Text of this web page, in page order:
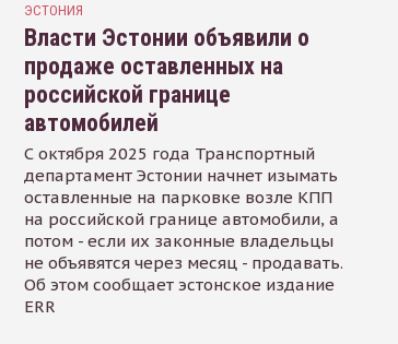
ЭСТОНИЯ
Власти Эстонии объявили о
продаже оставленных на
российской границе
автомобилей
С октября 2025 года Транспортный
департамент Эстонии начнет изымать
оставленные на парковке возле КПП
на российской границе автомобили, а
потом - если их законные владельцы
не объявятся через месяц - продавать.
Об этом сообщает эстонское издание
ERR